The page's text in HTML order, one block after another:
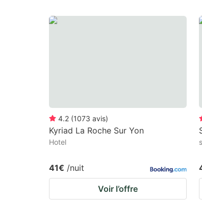
4.2 (1073 avis)
Kyriad La Roche Sur Yon
Hotel
41€ /nuit
Voir l’offre